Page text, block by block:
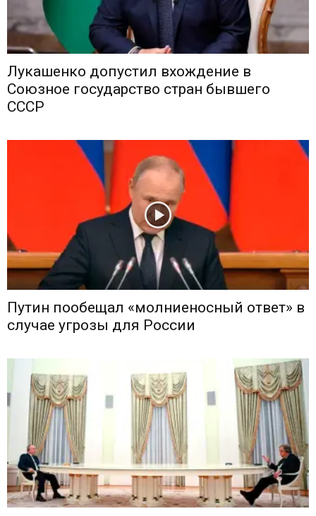
Лукашенко допустил вхождение в
Союзное государство стран бывшего
СССР
Путин пообещал «молниеносный ответ» в
случае угрозы для России